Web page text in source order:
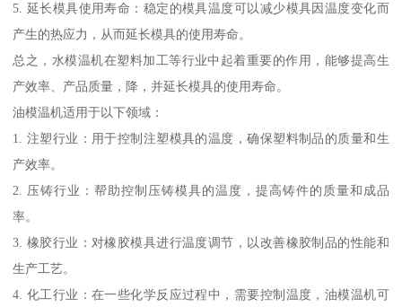
5. 延长模具使用寿命：稳定的模具温度可以减少模具因温度变化而
产生的热应力，从而延长模具的使用寿命。
总之，水模温机在塑料加工等行业中起着重要的作用，能够提高生
产效率、产品质量，降，并延长模具的使用寿命。
油模温机适用于以下领域：
1. 注塑行业：用于控制注塑模具的温度，确保塑料制品的质量和生
产效率。
2. 压铸行业：帮助控制压铸模具的温度，提高铸件的质量和成品
率。
3. 橡胶行业：对橡胶模具进行温度调节，以改善橡胶制品的性能和
生产工艺。
4. 化工行业：在一些化学反应过程中，需要控制温度，油模温机可